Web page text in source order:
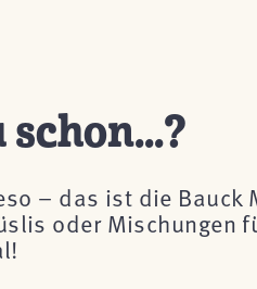
– das ist die Bauck
oder Mischungen